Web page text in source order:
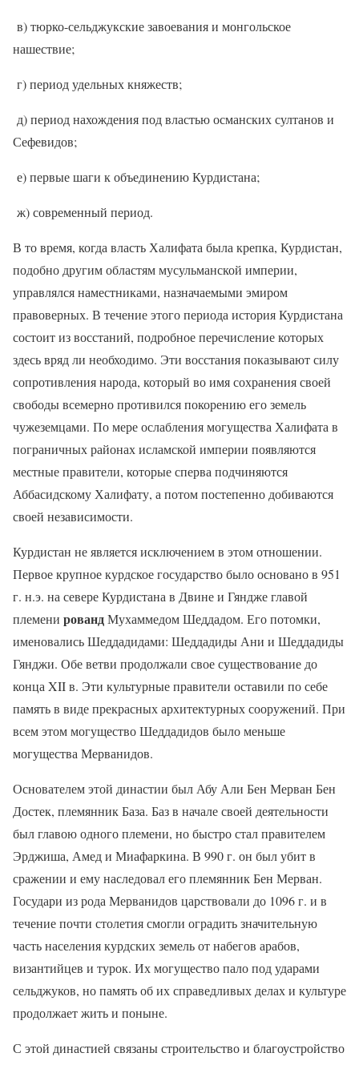
в) тюрко-сельджукские завоевания и монгольское
нашествие;
г) период удельных княжеств;
д) период нахождения под властью османских султанов и
Сефевидов;
е) первые шаги к объединению Курдистана;
ж) современный период.
В то время, когда власть Халифата была крепка, Курдистан,
подобно другим областям мусульманской империи,
управлялся наместниками, назначаемыми эмиром
правоверных. В течение этого периода история Курдистана
состоит из восстаний, подробное перечисление которых
здесь вряд ли необходимо. Эти восстания показывают силу
сопротивления народа, который во имя сохранения своей
свободы всемерно противился покорению его земель
чужеземцами. По мере ослабления могущества Халифата в
пограничных районах исламской империи появляются
местные правители, которые сперва подчиняются
Аббасидскому Халифату, а потом постепенно добиваются
своей независимости.
Курдистан не является исключением в этом отношении.
Первое крупное курдское государство было основано в 951
г. н.э. на севере Курдистана в Двине и Гяндже главой
племени ровандМухаммедом Шеддадом. Его потомки,
именовались Шеддадидами: Шеддадиды Ани и Шеддадиды
Гянджи. Обе ветви продолжали свое существование до
конца XIIв. Эти культурные правители оставили по себе
память в виде прекрасных архитектурных сооружений. При
всем этом могущество Шеддадидов было меньше
могущества Мерванидов.
Основателем этой династии был Абу Али Бен Мерван Бен
Достек, племянник База. Баз в начале своей деятельности
был главою одного племени, но быстро стал правителем
Эрджиша, Амед и Миафаркина. В 990 г. он был убит в
сражении и ему наследовал его племянник Бен Мерван.
Государи из рода Мерванидов царствовали до 1096 г. и в
течение почти столетия смогли оградить значительную
часть населения курдских земель от набегов арабов,
византийцев и турок. Их могущество пало под ударами
сельджуков, но память об их справедливых делах и культуре
продолжает жить и поныне.
С этой династией связаны строительство и благоустройство